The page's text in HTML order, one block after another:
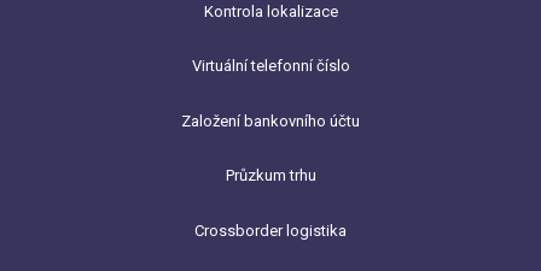
Kontrola lokalizace
Virtuální telefonní číslo
Založení bankovního účtu
Průzkum trhu
Crossborder logistika